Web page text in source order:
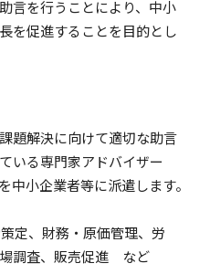
言を行うことにより、中小
を促進することを目的とし
題解決に向けて適切な助言
いる専門家アドバイザー
中小企業者等に派遣します。
定、財務・原価管理、労
調査、販売促進 など